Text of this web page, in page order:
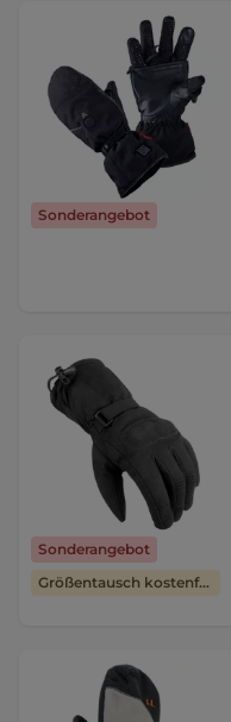
Sonderangebot
Sonderangebot
Größentausch kostenfrei